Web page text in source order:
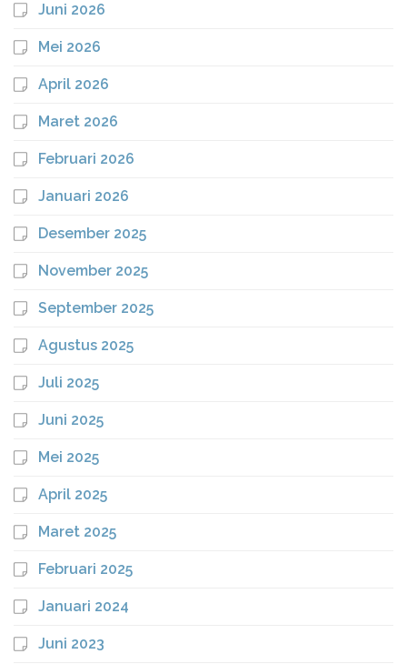
Juni 2026
Mei 2026
April 2026
Maret 2026
Februari 2026
Januari 2026
Desember 2025
November 2025
September 2025
Agustus 2025
Juli 2025
Juni 2025
Mei 2025
April 2025
Maret 2025
Februari 2025
Januari 2024
Juni 2023